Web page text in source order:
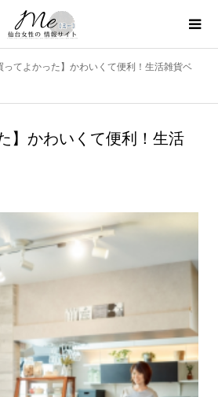
ってよかった】かわいくて便利！生活雑貨ベ
】かわいくて便利！生活